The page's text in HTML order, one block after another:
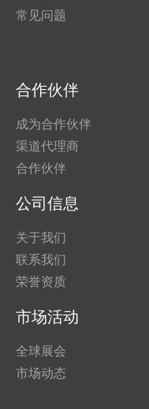
常见问题
合作伙伴
成为合作伙伴
渠道代理商
合作伙伴
公司信息
关于我们
联系我们
荣誉资质
市场活动
全球展会
市场动态